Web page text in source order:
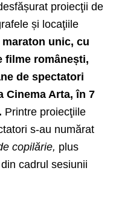
proiecţii de
și locaţiile
maraton unic, cu
filme românești,
de spectatori
Cinema Arta, în 7
Printre proiecţiile
s-au numărat
copilărie, plus
cadrul sesiunii